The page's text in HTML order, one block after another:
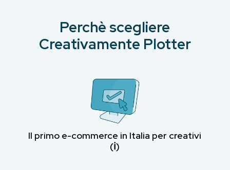
Perchè scegliere
Creativamente Plotter
Il primo e-commerce in Italia per creativi
(ℹ︎)